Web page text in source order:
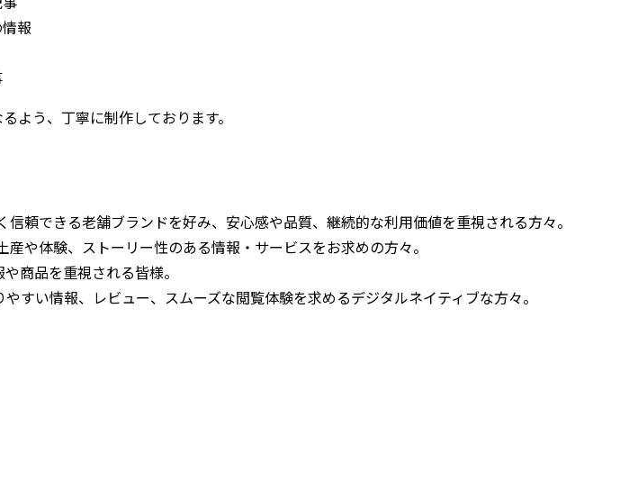
報
よう、丁寧に制作しております。
頼できる老舗ブランドを好み、安心感や品質、継続的な利用価値を重視される方々。
や体験、ストーリー性のある情報・サービスをお求めの方々。
商品を重視される皆様。
すい情報、レビュー、スムーズな閲覧体験を求めるデジタルネイティブな方々。